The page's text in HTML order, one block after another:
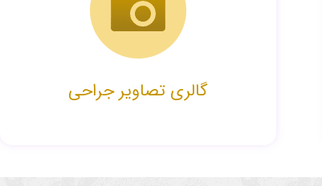
گالری تصاویر جراحی